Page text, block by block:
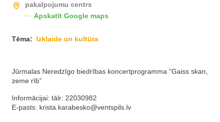
pakalpojumu centrs
Apskatīt Google maps
Tēma: Izklaide un kultūra
Jūrmalas Neredzīgo biedrības koncertprogramma “Gaiss skan,
zeme rīb”
Informācijai: tālr: 22030982
E-pasts: krista.karabesko@ventspils.lv